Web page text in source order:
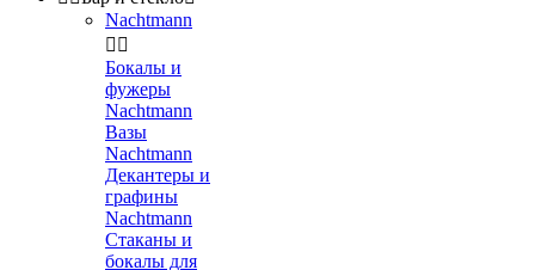
Nachtmann
 
Бокалы и
фужеры
Nachtmann
Вазы
Nachtmann
Декантеры и
графины
Nachtmann
Стаканы и
бокалы для